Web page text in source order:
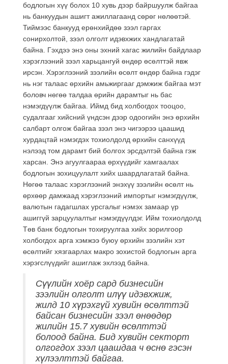
бодлогын хүү болох 10 хувь дээр байршуулж байгаа
нь банкуудын ашигт ажиллагаанд сөрөг нөлөөтэй.
Тиймээс банкууд ерөнхийдөө зээл гаргах
сонирхолтой, зээл олголт идэвхжих хандлагатай
байна. Гэхдээ энэ оны эхний хагас жилийн байдлаар
хэрэглээний зээл харьцангуй өндөр өсөлттэй явж
ирсэн. Хэрэглээний зээлийн өсөлт өндөр байна гэдэг
нь нэг талаас өрхийн амьжиргааг дэмжиж байгаа мэт
боловч нөгөө талдаа өрийн дарамтыг нь бас
нэмэгдүүлж байгаа. Иймд бид холбогдох тооцоо,
судалгааг хийсний үндсэн дээр одоогийн энэ өрхийн
салбарт олгож байгаа зээл энэ чигээрээ цаашид
хурдацтай нэмэгдэх тохиолдолд өрхийн санхүүд
нэлээд том дарамт бий болгох эрсдэлтэй байна гэж
харсан. Энэ агуулгаараа өрхүүдийг хамгаалах
бодлогын зохицуулалт хийх шаардлагатай байна.
Нөгөө талаас хэрэглээний энэхүү зээлийн өсөлт нь
өрхөөр дамжаад хэрэглээний импортыг нэмэгдүүлж,
валютын гадагшлах урсгалыг нэмэх замаар үр
ашиггүй зарцуулалтыг нэмэгдүүлдэг. Ийм тохиолдолд
Төв банк бодлогын тохируулгаа хийх зорилгоор
холбогдох арга хэмжээ буюу өрхийн зээлийн хэт
өсөлтийг хязгаарлах макро зохистой бодлогын арга
хэрэгслүүдийг ашиглаж эхлээд байна.
Сүүлийн хоёр сард бизнесийн
зээлийн олголт илүү идэвхжиж,
жилд 10 хүрэхгүй хувийн өсөлттэй
байсан бизнесийн зээл өнөөдөр
жилийн 15.7 хувийн өсөлттэй
болоод байна. Бид хувийн секторт
олгогдох зээл цаашдаа ч өснө гэсэн
хүлээлттэй байгаа.